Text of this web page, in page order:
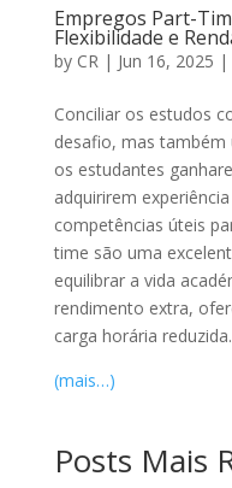
Empregos Part-
Flexibilidade e
by CR| Jun 16, 2025 |
Conciliar os estudos
desafio, mas
os estudantes
adquirirem
competências úteis
time são uma
equilibrar a vida
rendimento extra,
carga horária reduzida.
(mais…)
Posts Mais